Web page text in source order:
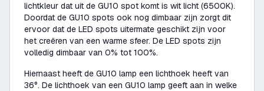
lichtkleur dat uit de GU10 spot komt is wit licht (6500K).
Doordat de GU10 spots ook nog dimbaar zijn zorgt dit
ervoor dat de LED spots uitermate geschikt zijn voor
het creëren van een warme sfeer. De LED spots zijn
volledig dimbaar van 0% tot 100%.
Hiernaast heeft de GU10 lamp een lichthoek heeft van
36°. De lichthoek van een GU10 lamp geeft aan in welke